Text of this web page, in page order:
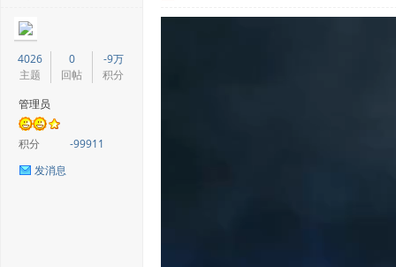
4026
主题
0
回帖
-9万
积分
管理员
积分
-99911
发消息